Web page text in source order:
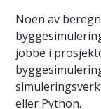
Noen av
jobbe i
eller Python.